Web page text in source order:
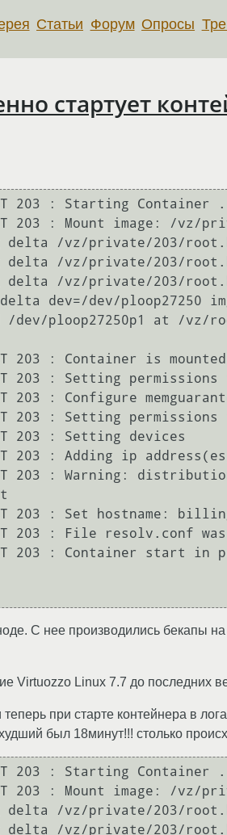
Статьи Форум Опросы
стартует
203 : Starting Container
203 : Mount image: /vz/
delta /vz/private/203/
delta /vz/private/203/
delta /vz/private/203/
delta dev=/dev/
/dev/ploop27250p1 at /vz/
203 : Container is mounted
203 : Setting
203 : Configure
203 : Setting
203 : Setting devices
203 : Adding ip
203 : Warning:
203 : Set hostname:
203 : File resolv.conf
203 : Container start in
С нее производились бекапы
Virtuozzo Linux 7.7 до последних
при старте контейнера в
был 18минут!!! столько
203 : Starting Container
203 : Mount image: /vz/
delta /vz/private/203/
delta /vz/private/203/